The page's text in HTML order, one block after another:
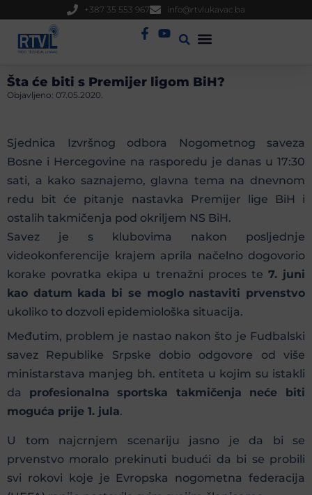
+387 35 553 967 info@rtvlukavac.ba
Šta će biti s Premijer ligom BiH?
Objavljeno: 07.05.2020.
Sjednica Izvršnog odbora Nogometnog saveza
Bosne i Hercegovine na rasporedu je danas u 17:30
sati, a kako saznajemo, glavna tema na dnevnom
redu bit će pitanje nastavka Premijer lige BiH i
ostalih takmičenja pod okriljem NS BiH.
Savez je s klubovima nakon posljednje
videokonferencije krajem aprila načelno dogovorio
korake povratka ekipa u trenažni proces te 7. juni
kao datum kada bi se moglo nastaviti prvenstvo
ukoliko to dozvoli epidemiološka situacija.
Međutim, problem je nastao nakon što je Fudbalski
savez Republike Srpske dobio odgovore od više
ministarstava manjeg bh. entiteta u kojim su istakli
da profesionalna sportska takmičenja neće biti
moguća prije 1. jula.
U tom najcrnjem scenariju jasno je da bi se
prvenstvo moralo prekinuti budući da bi se probili
svi rokovi koje je Evropska nogometna federacija